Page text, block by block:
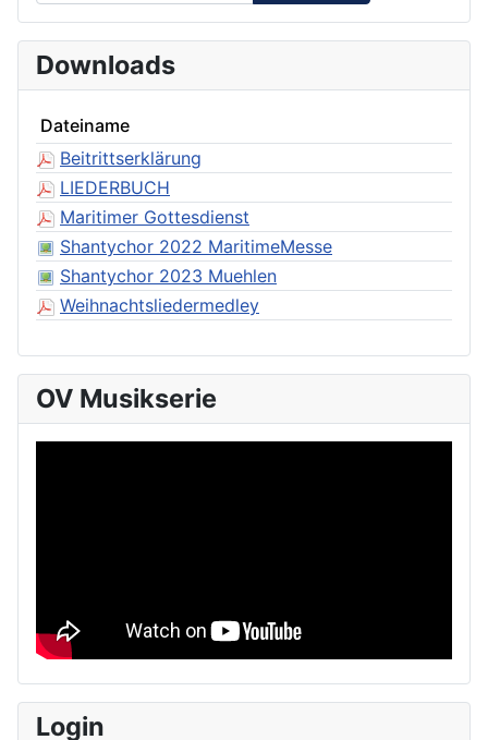
Downloads
Dateiname
Beitrittserklärung
LIEDERBUCH
Maritimer Gottesdienst
Shantychor 2022 MaritimeMesse
Shantychor 2023 Muehlen
Weihnachtsliedermedley
OV Musikserie
Login